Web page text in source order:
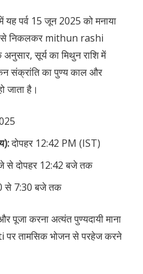
पर्व 15 जून 2025 को मनाया
से निकलकर mithun rashi
सूर्य का मिथुन राशि में
संक्रांति का पुण्य काल और
जाता है।
दोपहर 12:42 PM (IST)
से दोपहर 12:42 बजे तक
से 7:30 बजे तक
पूजा करना अत्यंत पुण्यदायी माना
तामसिक भोजन से परहेज करने